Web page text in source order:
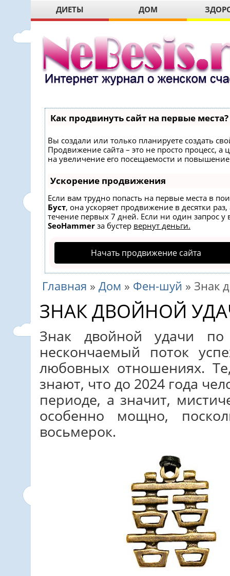
ДИЕТЫ ДОМ
Как продвинуть сайт на первые места?
Вы создали или только планируете создать
Продвижение сайта – это не просто процесс,
на увеличение его посещаемости и
Ускорение продвижения
Если вам трудно попасть на первые места в
Буст, она ускоряет продвижение в десятки
течение первых 7 дней. Если ни один запрос у
SeoHammer за бустер вернут деньги.
Начать продвижение сайта
Главная » Дом » Фен-шуй » Знак
ЗНАК ДВОЙНОЙ
Знак двойной удачи по
нескончаемый поток
любовных отношениях.
знают, что до 2024 года
периоде, а значит,
особенно мощно,
восьмерок.